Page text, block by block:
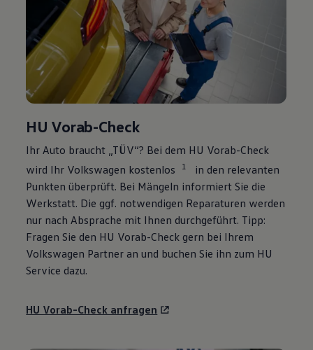
HU Vorab-Check
Ihr Auto braucht „TÜV“? Bei dem HU Vorab-Check
wird Ihr Volkswagen kostenlos 1
in den relevanten
Punkten überprüft. Bei Mängeln informiert Sie die
Werkstatt. Die ggf. notwendigen Reparaturen werden
nur nach Absprache mit Ihnen durchgeführt. Tipp:
Fragen Sie den HU Vorab-Check gern bei Ihrem
Volkswagen Partner an und buchen Sie ihn zum HU
Service dazu.
HU Vorab-Check anfragen